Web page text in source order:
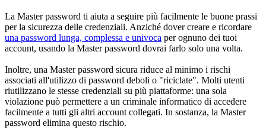
La Master password ti aiuta a seguire più facilmente le buone prassi
per la sicurezza delle credenziali. Anziché dover creare e ricordare
una password lunga, complessa e univoca per ognuno dei tuoi
account, usando la Master password dovrai farlo solo una volta.
Inoltre, una Master password sicura riduce al minimo i rischi
associati all'utilizzo di password deboli o "riciclate". Molti utenti
riutilizzano le stesse credenziali su più piattaforme: una sola
violazione può permettere a un criminale informatico di accedere
facilmente a tutti gli altri account collegati. In sostanza, la Master
password elimina questo rischio.